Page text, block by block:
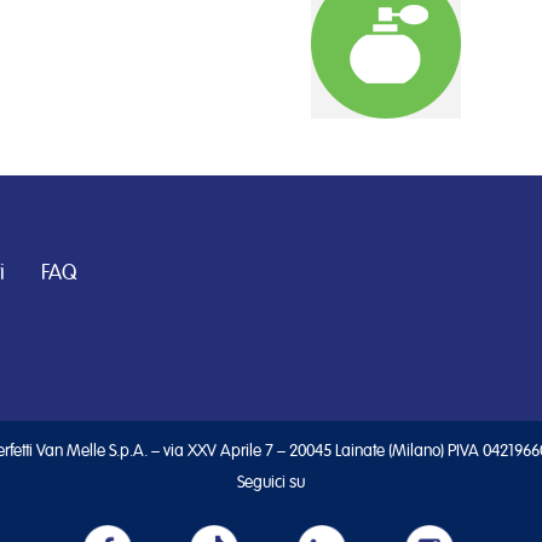
FAQ
Van Melle S.p.A. – via XXV Aprile 7 – 20045 Lainate (Milano) PIVA
Seguici su